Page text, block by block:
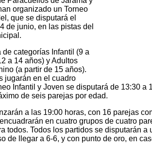
organizado un Torneo
que se disputará el
de junio, en las pistas del
de categorías Infantil (9 a
a 14 años) y Adultos
(a partir de 15 años).
jugarán en el cuadro
Infantil y Joven se disputará de 13:30 a
de seis parejas por edad.
a las 19:00 horas, con 16 parejas
en cuatro grupos de cuatro
todos. Todos los partidos se disputarán a
de llegar a 6-6, y con punto de oro, en